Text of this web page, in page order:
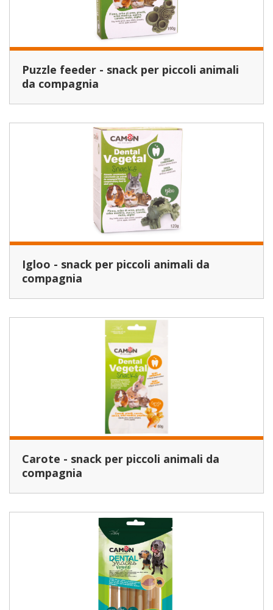
Puzzle feeder - snack per piccoli animali
da compagnia
Igloo - snack per piccoli animali da
compagnia
Carote - snack per piccoli animali da
compagnia